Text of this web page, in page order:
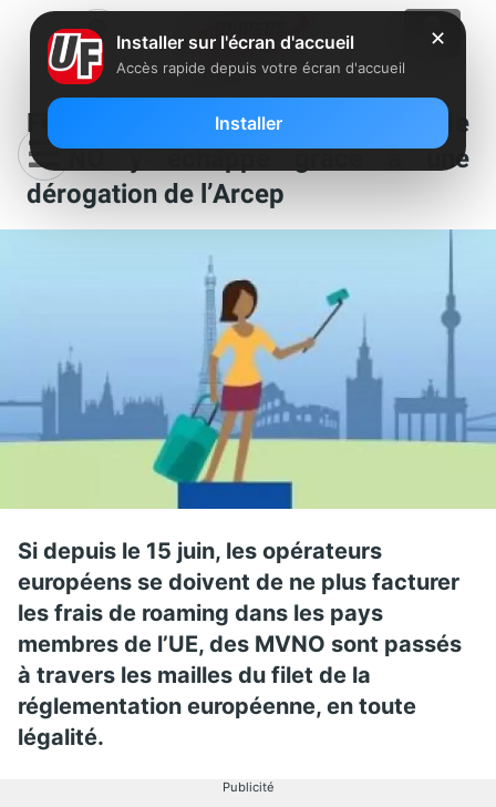
Fin du roaming : une flopée de
MVNO y échappe grâce à une
dérogation de l’Arcep
Si depuis le 15 juin, les opérateurs
européens se doivent de ne plus facturer
les frais de roaming dans les pays
membres de l’UE, des MVNO sont passés
à travers les mailles du filet de la
réglementation européenne, en toute
légalité.
Publicité
✕
Installer sur l'écran d'accueil
Accès rapide depuis votre écran d'accueil
Installer